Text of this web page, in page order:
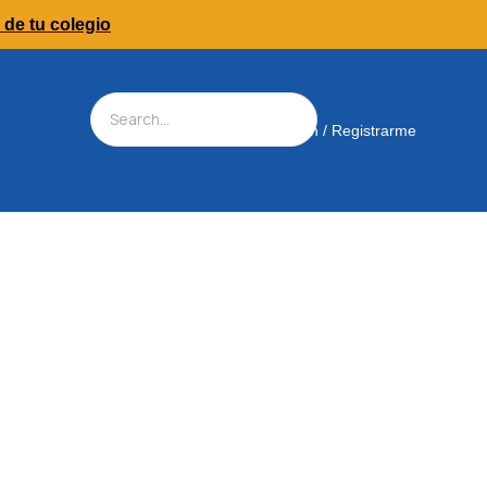
de tu colegio
Iniciar Sesión / Registrarme